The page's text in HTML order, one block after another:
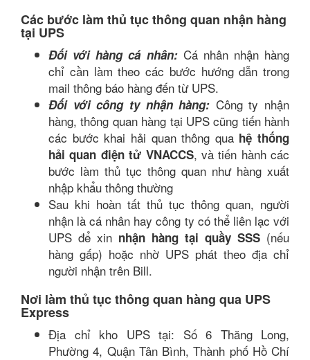
Các bước làm thủ tục thông quan nhận hàng
tại UPS
Đối với hàng cá nhân:Cá nhân nhận hàng
chỉ cần làm theo các bước hướng dẫn trong
mail thông báo hàng đến từ UPS.
Đối với công ty nhận hàng: Công ty nhận
hàng, thông quan hàng tại UPS cũng tiến hành
các bước khai hải quan thông qua hệ thống
hải quan điện tử VNACCS, và tiến hành các
bước làm thủ tục thông quan như hàng xuất
nhập khẩu thông thường
Sau khi hoàn tất thủ tục thông quan, người
nhận là cá nhân hay công ty có thể liên lạc với
UPS để xin nhận hàng tại quầy SSS (nếu
hàng gấp) hoặc nhờ UPS phát theo địa chỉ
người nhận trên Bill.
Nơi làm thủ tục thông quan hàng qua UPS
Express
Địa chỉ kho UPS tại: Số 6 Thăng Long,
Phường 4, Quận Tân Bình, Thành phố Hồ Chí